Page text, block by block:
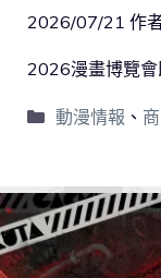
2026/07/21 作
2026漫畫博覽
動漫情報 、